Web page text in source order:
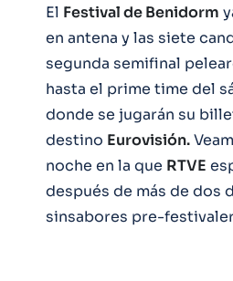
El Festival de Benidorm
en antena y las siete
segunda semifinal
hasta el prime time del
donde se jugarán su
destino Eurovisión.
noche en la que RTVE
después de más de dos
sinsabores pre-